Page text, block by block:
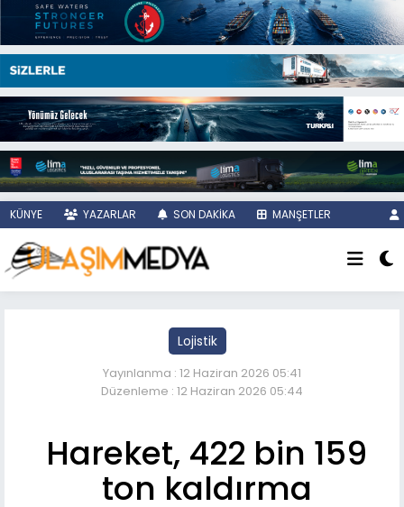
KÜNYE YAZARLAR SON DAKİKA MANŞETLER
Lojistik
Yayınlanma : 12 Haziran 2026 05:41
Düzenleme : 12 Haziran 2026 05:44
Hareket, 422 bin 159
ton kaldırma